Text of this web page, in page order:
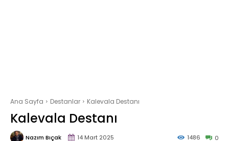
Ana Sayfa Destanlar Kalevala Destanı
Kalevala Destanı
Nazım Bıçak 14 Mart 2025 0
1486